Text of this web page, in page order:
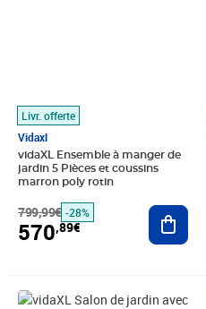
Livr. offerte
Vidaxl
vidaXL Ensemble à manger de
jardin 5 Pièces et coussins
marron poly rotin
799,99€ -28%
570,89€
Prix 1 275,89€